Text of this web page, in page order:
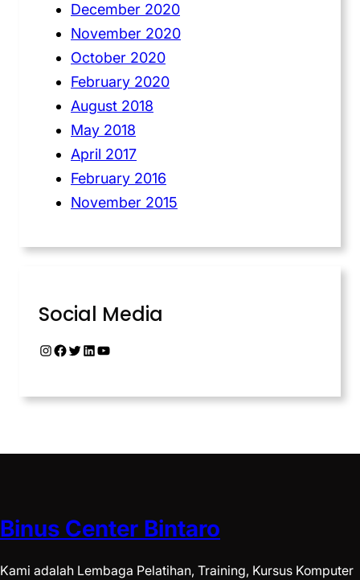
December 2020
November 2020
October 2020
February 2020
August 2018
May 2018
April 2017
February 2016
November 2015
Social Media
Binus Center Bintaro
Kami adalah Lembaga Pelatihan, Training, Kursus Komputer